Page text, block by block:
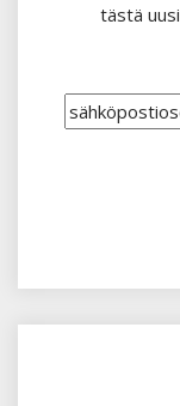
tästä